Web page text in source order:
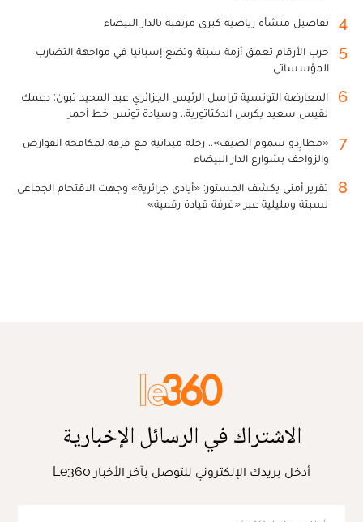
4 تفاصيل منشأة رياضية كبرى مرتقبة بالدار البيضاء
5
حرب الأرقام تعمق أزمة سبتة وتضع إسبانيا في مواجهة التضارب
المؤسساتي
6
المعارضة التونسية تراسل الرئيس الجزائري عبد المجيد تبون: دعمك
لقيس سعيد يكرس الدكتاتورية.. وسيادة تونس خط أحمر
7
«مطارِدو سموم الصيف».. رحلة ميدانية مع فرقة لمكافحة القوارض
والزواحف بشوارع الدار البيضاء
8
تقرير أمني يكشف المستور: «أيادي جزائرية» وجهت الاقتحام الجماعي
لسبتة ومليلية عبر «غرفة قيادة رقمية»
الاشتراك في الرسائل الإخبارية
أدخل بريدك الإلكتروني للتوصل بآخر الأخبار Le360